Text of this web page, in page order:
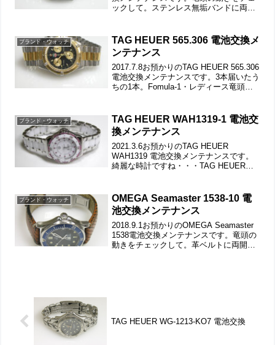
ックして。ステンレス無垢バンドに両開
した。ラグ部の汚れもチェックします。
これ...
ブランド・ウォッチ
TAG HEUER 565.306 電池交換メ
ンテナンス
2017.7.8お預かりのTAG HEUER 565.306
電池交換メンテナンスです。3本届いたう
ちの1本。Fomula-1・レディース竜頭の
置をチェックします。ベル...
ブランド・ウォッチ
TAG HEUER WAH1319-1 電池交
換メンテナンス
2021.3.6お預かりのTAG HEUER
WAH1319 電池交換メンテナンスです。
綺麗な時計ですね・・・TAG HEUERに
ドに両開きバックル。バックルの汚れも
チ...
ブランド・ウォッチ
OMEGA Seamaster 1538-10 電
池交換メンテナンス
2018.9.1お預かりのOMEGA Seamaster
1538電池交換メンテナンスです。竜頭の
動きをチェックして。革ベルトに両開き
TAG HEUER WG-1213-KO7 電池交換